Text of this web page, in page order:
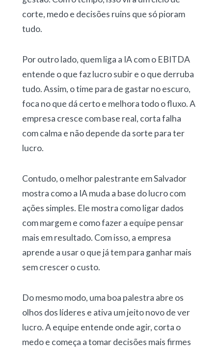
corte, medo e decisões ruins que só pioram
tudo.
Por outro lado, quem liga a IA com o EBITDA
entende o que faz lucro subir e o que derruba
tudo. Assim, o time para de gastar no escuro,
foca no que dá certo e melhora todo o fluxo. A
empresa cresce com base real, corta falha
com calma e não depende da sorte para ter
lucro.
Contudo, o melhor palestrante em Salvador
mostra como a IA muda a base do lucro com
ações simples. Ele mostra como ligar dados
com margem e como fazer a equipe pensar
mais em resultado. Com isso, a empresa
aprende a usar o que já tem para ganhar mais
sem crescer o custo.
Do mesmo modo, uma boa palestra abre os
olhos dos líderes e ativa um jeito novo de ver
lucro. A equipe entende onde agir, corta o
medo e começa a tomar decisões mais firmes